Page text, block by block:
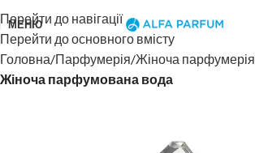
Перейти до навігації
Перейти до основного вмісту
МЕНЮ
Головна Парфумерія Жіноча парфумерія
Жіноча парфумована вода